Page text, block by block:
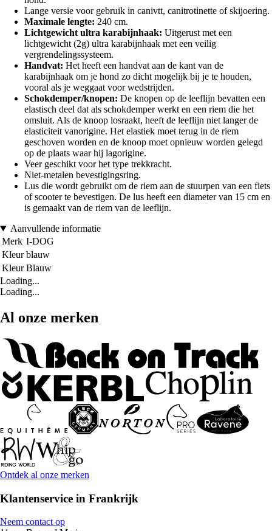
Lange versie voor gebruik in canivtt, canitrotinette of skijoering.
Maximale lengte: 240 cm.
Lichtgewicht ultra karabijnhaak: Uitgerust met een
lichtgewicht (2g) ultra karabijnhaak met een veilig
vergrendelingssysteem.
Handvat: Het heeft een handvat aan de kant van de
karabijnhaak om je hond zo dicht mogelijk bij je te houden,
vooral als je weggaat voor wedstrijden.
Schokdemper/knopen: De knopen op de leeflijn bevatten een
elastisch deel dat als schokdemper werkt en een riem die het
omsluit. Als de knoop losraakt, heeft de leeflijn niet langer de
elasticiteit vanorigine. Het elastiek moet terug in de riem
geschoven worden en de knoop moet opnieuw worden gelegd
op de plaats waar hij lagorigine.
Veer geschikt voor het type trekkracht.
Niet-metalen bevestigingsring.
Lus die wordt gebruikt om de riem aan de stuurpen van een fiets
of scooter te bevestigen. De lus heeft een diameter van 15 cm en
is gemaakt van de riem van de leeflijn.
Aanvullende informatie
Merk I-DOG
Kleur blauw
Kleur Blauw
Loading...
Loading...
Al onze merken
Ontdek al onze merken
Klantenservice in Frankrijk
Neem contact op